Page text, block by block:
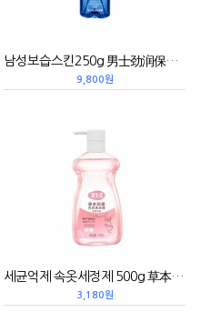
남성보습스킨250g 男士劲润保湿露
9,800원
세균억제 속옷세정제 500g 草本抑菌内衣洗衣液（缤果香氛）
3,180원